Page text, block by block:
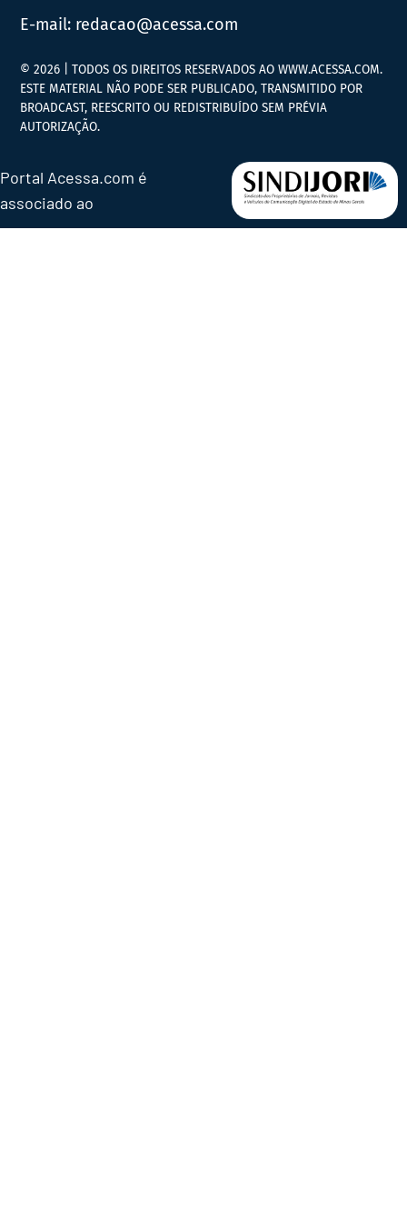
E-mail: redacao@acessa.com
© 2026 | TODOS OS DIREITOS RESERVADOS AO WWW.ACESSA.COM.
ESTE MATERIAL NÃO PODE SER PUBLICADO, TRANSMITIDO POR
BROADCAST, REESCRITO OU REDISTRIBUÍDO SEM PRÉVIA
AUTORIZAÇÃO.
Portal Acessa.com é
associado ao